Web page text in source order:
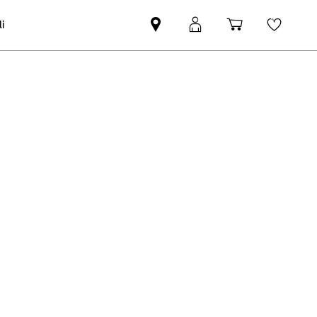
Trovi
partner
MyMini
login
Carrello
degli